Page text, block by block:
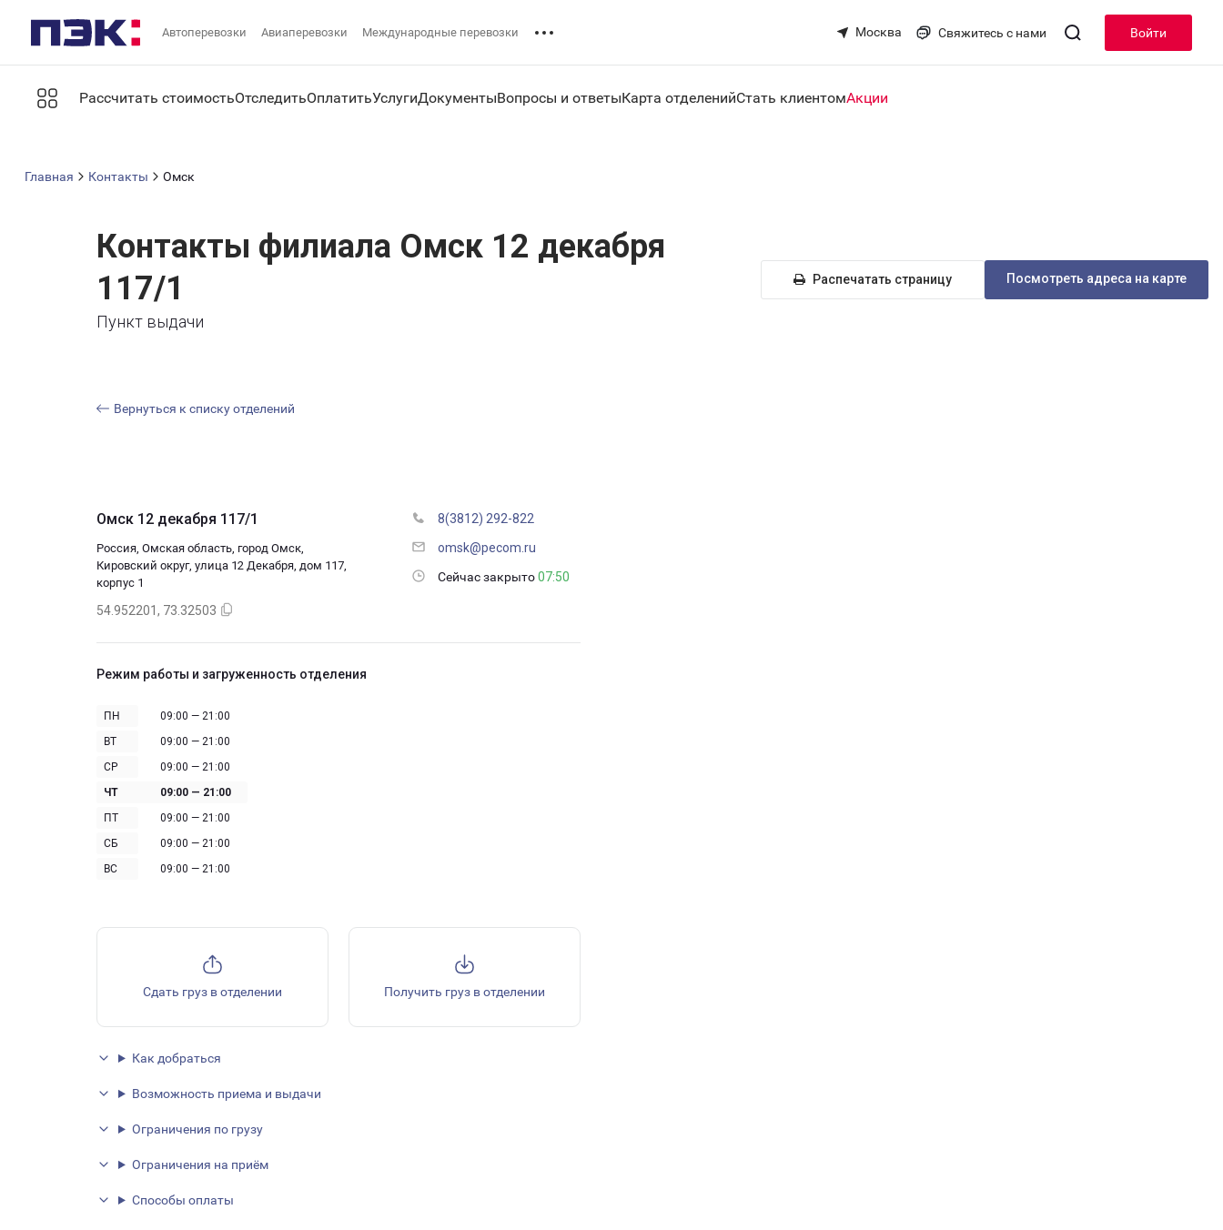
Автоперевозки Авиаперевозки Международные перевозки Москва Свяжитесь с нами Войти
Рассчитать стоимостьОтследитьОплатитьУслугиДокументыВопросы и ответыКарта отделенийСтать клиентомАкции
Главная Контакты Омск
Контакты филиала Омск 12 декабря
117/1
Пункт выдачи
Распечатать страницу Посмотреть адреса на карте
Вернуться к списку отделений
Омск 12 декабря 117/1
Россия, Омская область, город Омск,
Кировский округ, улица 12 Декабря, дом 117,
корпус 1
54.952201, 73.32503
8(3812) 292-822
omsk@pecom.ru
Сейчас закрыто 07:50
Режим работы и загруженность отделения
ПН
09:00 — 21:00
ВТ
09:00 — 21:00
СР
09:00 — 21:00
ЧТ
09:00 — 21:00
ПТ
09:00 — 21:00
СБ
09:00 — 21:00
ВС
09:00 — 21:00
Сдать груз в отделении Получить груз в отделении
Как добраться
Возможность приема и выдачи
Ограничения по грузу
Ограничения на приём
Способы оплаты